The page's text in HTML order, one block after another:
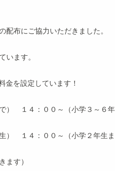
配布にご協力いただきました。
います。
金を設定しています！
） １４：００～（小学３～６年
） １４：００～（小学２年生ま
ます）